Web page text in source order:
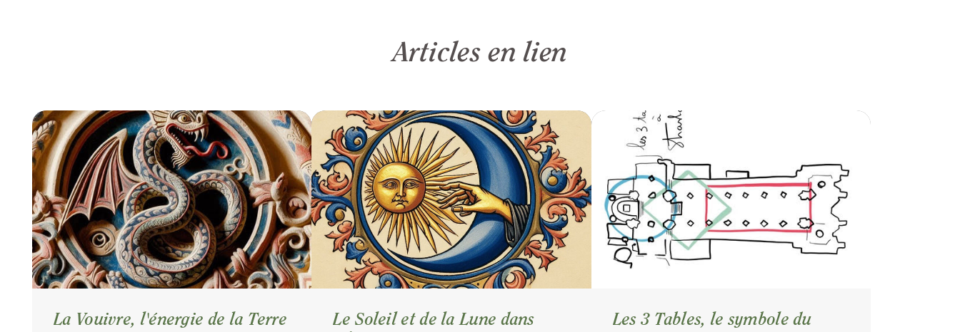
Articles en lien
La Vouivre, l'énergie de la Terre
Le Soleil et de la Lune dans
Les 3 Tables, le symbole du
Pour ne rien manquer aux nouvelles vidéos,
Suivez-nous via la Newsletter !
S'inscrire à la Newsletter